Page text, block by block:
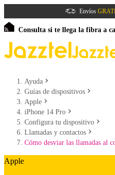
Envíos
Consulta si te llega la fibra a
Ayuda
Guías de dispositivos
Apple
iPhone 14 Pro
Configura tu dispositivo
Llamadas y contactos
Cómo desviar las llamadas al
Apple